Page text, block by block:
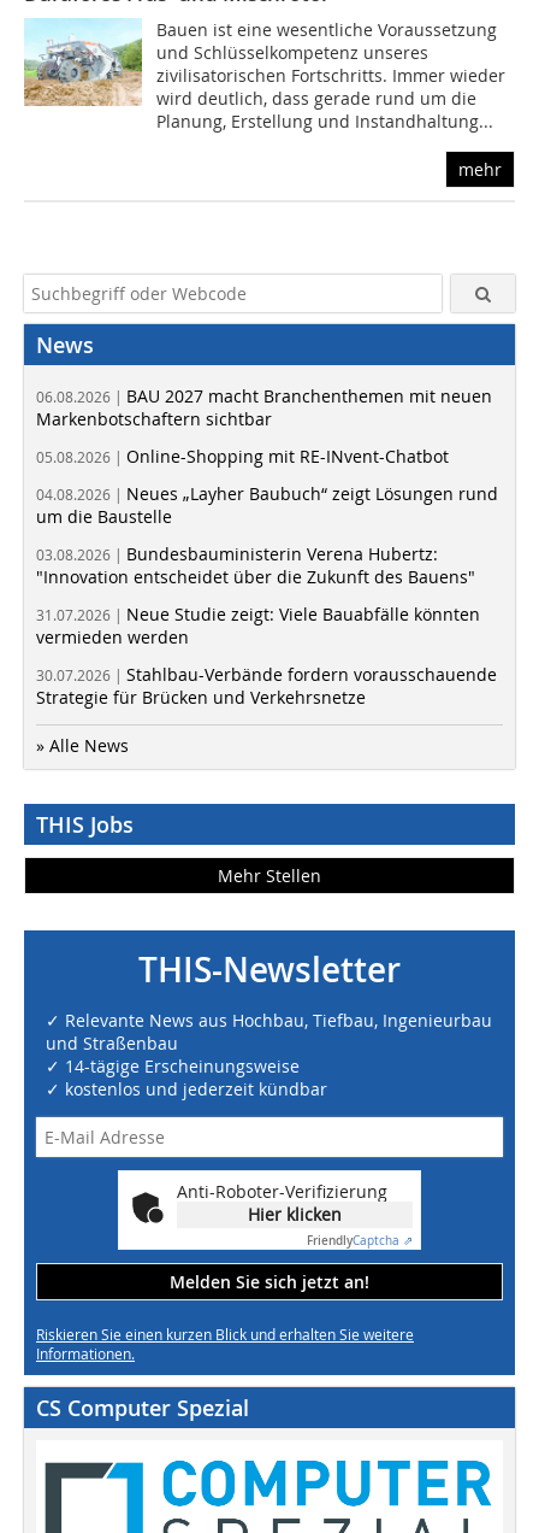
Bauen ist eine wesentliche Voraussetzung
und Schlüsselkompetenz unseres
zivilisatorischen Fortschritts. Immer wieder
wird deutlich, dass gerade rund um die
Planung, Erstellung und Instandhaltung...
mehr
News
06.08.2026 | BAU 2027 macht Branchenthemen mit neuen
Markenbotschaftern sichtbar
05.08.2026 | Online-Shopping mit RE-INvent-Chatbot
04.08.2026 | Neues „Layher Baubuch“ zeigt Lösungen rund
um die Baustelle
03.08.2026 | Bundesbauministerin Verena Hubertz:
"Innovation entscheidet über die Zukunft des Bauens"
31.07.2026 | Neue Studie zeigt: Viele Bauabfälle könnten
vermieden werden
30.07.2026 | Stahlbau-Verbände fordern vorausschauende
Strategie für Brücken und Verkehrsnetze
» Alle News
THIS Jobs
Mehr Stellen
THIS-Newsletter
✓ Relevante News aus Hochbau, Tiefbau, Ingenieurbau
und Straßenbau
✓ 14-tägige Erscheinungsweise
✓ kostenlos und jederzeit kündbar
Anti-Roboter-Verifizierung
Hier klicken
FriendlyCaptcha ⇗
Melden Sie sich jetzt an!
Riskieren Sie einen kurzen Blick und erhalten Sie weitere
Informationen.
CS Computer Spezial